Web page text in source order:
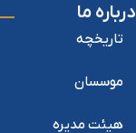
درباره ما
تاریخچه
موسسان
هیئت مدیره